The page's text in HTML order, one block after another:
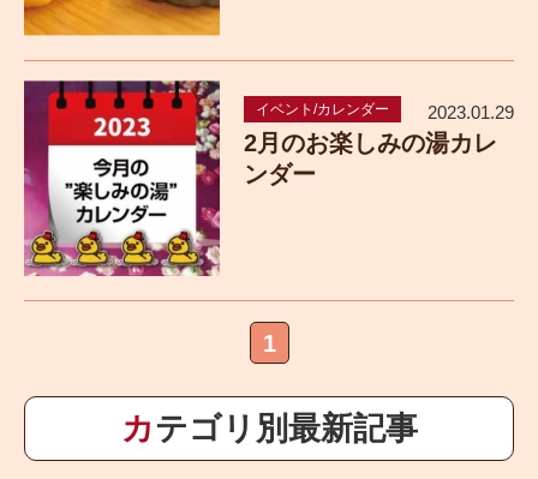
イベント/カレンダー 2023.01.29
2月のお楽しみの湯カレ
ンダー
1
カテゴリ別最新記事